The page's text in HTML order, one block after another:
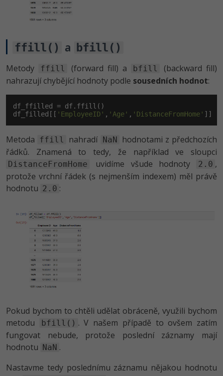
ffill() a bfill()
Metody ffill (forward fill) a bfill
(backward fill)
nahrazují chybějící hodnoty podle sousedních hodnot:
df_ffilled = df.ffill()
df_filled[[ 'EmployeeID' , 'Age' , 'DistanceFromHome' ]]
Metoda ffill nahradí NaN
hodnotami z předchozích
řádků. Znamená to tedy, že například ve sloupci
DistanceFromHome uvidíme všude hodnoty 2.0 ,
protože vrchní řádek (s nejmenším indexem) měl právě
hodnotu 2.0 :
Pokud bychom to chtěli udělat obráceně, využili bychom
metodu
bfill() . V našem případě to ovšem zatím
fungovat nebude, protože poslední záznamy mají
hodnotu NaN .
Nastavme tedy poslednímu záznamu nějakou hodnotu